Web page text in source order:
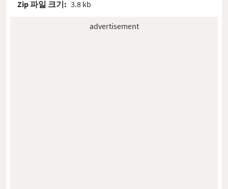
Zip 파일 크기: 3.8 kb
advertisement